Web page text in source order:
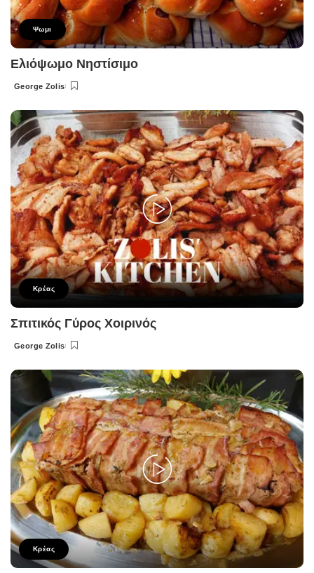
Ψωμι
Ελιόψωμο Νηστίσιμο
Posted
George Zolis
Κρέας
Σπιτικός Γύρος Χοιρινός
Posted
George Zolis
Κρέας